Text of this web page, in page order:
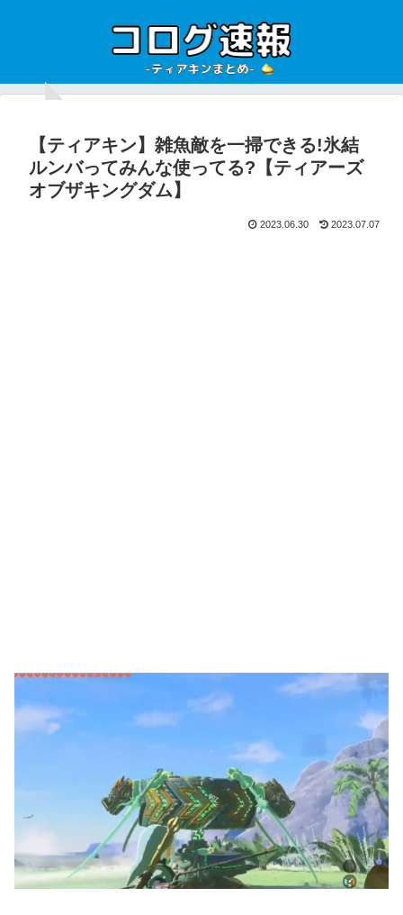
【ティアキン】雑魚敵を一掃できる!氷結
ルンバってみんな使ってる?【ティアーズ
オブザキングダム】
2023.06.30 2023.07.07